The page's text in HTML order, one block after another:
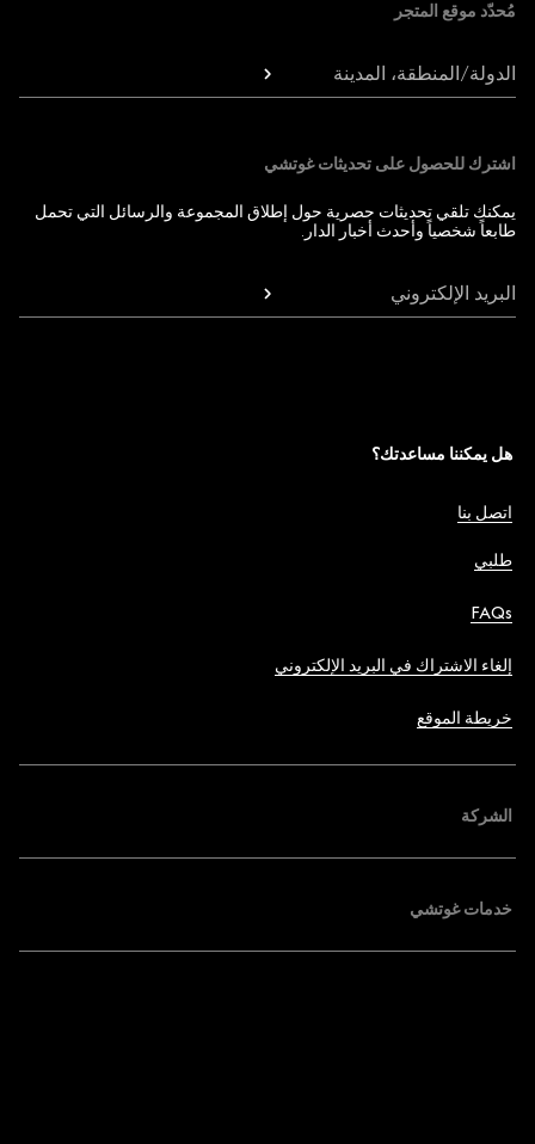
مُحدّد موقع المتجر
الدولة/المنطقة، المدينة
اشترك للحصول على تحديثات غوتشي
يمكنك تلقي تحديثات حصرية حول إطلاق المجموعة والرسائل التي تحمل
طابعاً شخصياً وأحدث أخبار الدار.
البريد الإلكتروني
هل يمكننا مساعدتك؟
اتصل بنا
طلبي
FAQs
إلغاء الاشتراك في البريد الإلكتروني
خريطة الموقع
الشركة
خدمات غوتشي